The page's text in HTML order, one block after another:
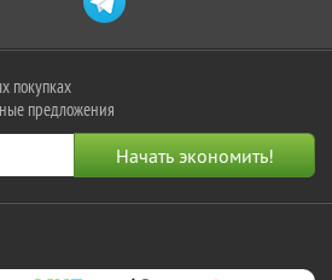
покупках
предложения